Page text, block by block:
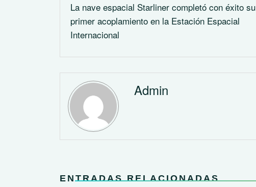
La nave espacial Starliner completó con éxito su
primer acoplamiento en la Estación Espacial
Internacional
Admin
ENTRADAS RELACIONADAS